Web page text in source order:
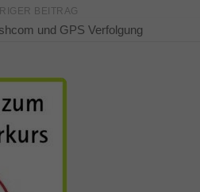
BEITRAG
und GPS Verfolgung